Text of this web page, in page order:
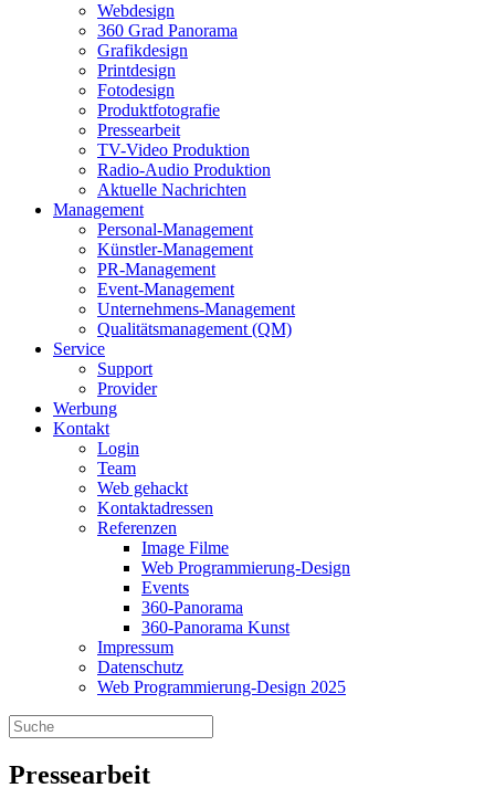
Webdesign
360 Grad Panorama
Grafikdesign
Printdesign
Fotodesign
Produktfotografie
Pressearbeit
TV-Video Produktion
Radio-Audio Produktion
Aktuelle Nachrichten
Management
Personal-Management
Künstler-Management
PR-Management
Event-Management
Unternehmens-Management
Qualitätsmanagement (QM)
Service
Support
Provider
Werbung
Kontakt
Login
Team
Web gehackt
Kontaktadressen
Referenzen
Image Filme
Web Programmierung-Design
Events
360-Panorama
360-Panorama Kunst
Impressum
Datenschutz
Web Programmierung-Design 2025
Pressearbeit